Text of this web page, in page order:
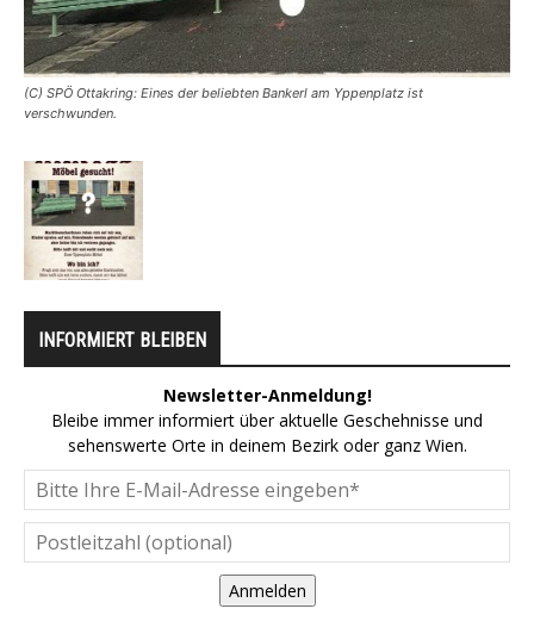
(C) SPÖ Ottakring: Eines der beliebten Bankerl am Yppenplatz ist
verschwunden.
INFORMIERT BLEIBEN
Newsletter-Anmeldung!
Bleibe immer informiert über aktuelle Geschehnisse und
sehenswerte Orte in deinem Bezirk oder ganz Wien.
Anmelden